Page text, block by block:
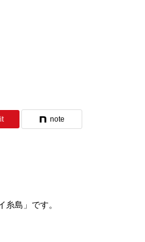
note
島」です。